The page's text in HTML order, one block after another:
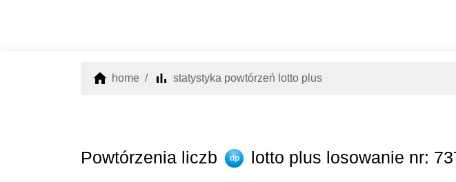
home home bar_chart statystyka powtórzeń lotto plus
Powtórzenia liczb dp lotto plus losowanie nr: